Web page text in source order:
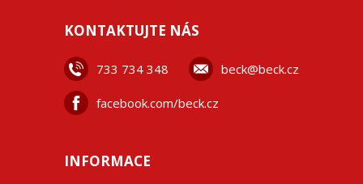
KONTAKTUJTE NÁS
733 734 348 beck@beck.cz
facebook.com/beck.cz
INFORMACE